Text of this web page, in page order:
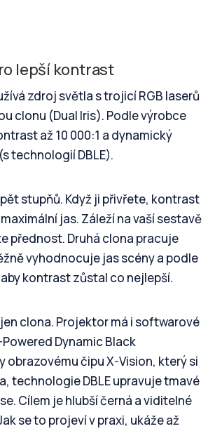
lepší kontrast
zdroj světla s trojicí RGB laserů
clonu (Dual Iris). Podle výrobce
až 10 000:1 a dynamický
technologií DBLE).
stupňů. Když ji přivřete, kontrast
jas. Záleží na vaší sestavě
přednost. Druhá clona pracuje
vyhodnocuje jas scény a podle
kontrast zůstal co nejlepší.
clona. Projektor má i softwarové
Dynamic Black
obrazovému čipu X-Vision, který si
technologie DBLE upravuje tmavé
Cílem je hlubší černá a viditelné
se to projeví v praxi, ukáže až